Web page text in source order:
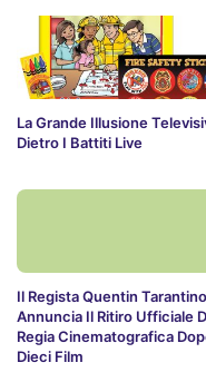
La Grande Illusione
Dietro I Battiti Live
Il Regista Quentin Tarantino
Annuncia Il Ritiro Ufficiale
Regia Cinematografica
Dieci Film